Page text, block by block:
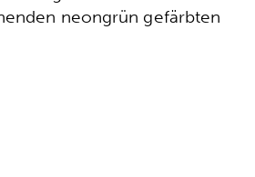
neongrün gefärbten